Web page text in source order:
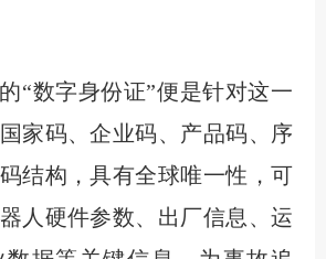
“数字身份证”便是针对这一
家码、企业码、产品码、序
结构，具有全球唯一性，可
人硬件参数、出厂信息、运